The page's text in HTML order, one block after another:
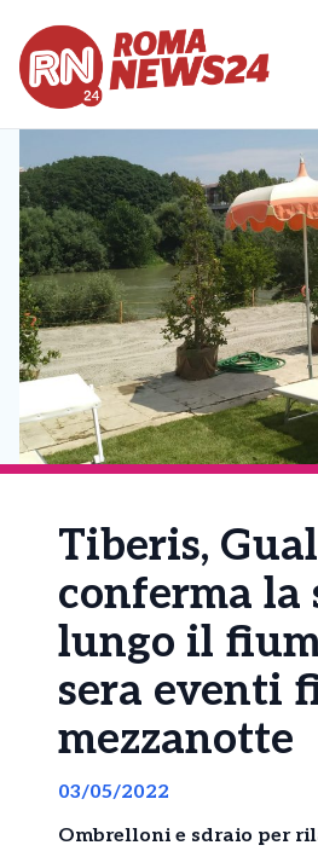
Tiberis,
conferma la
lungo il
sera eventi
mezzanotte
03/05/2022
Ombrelloni e sdraio per